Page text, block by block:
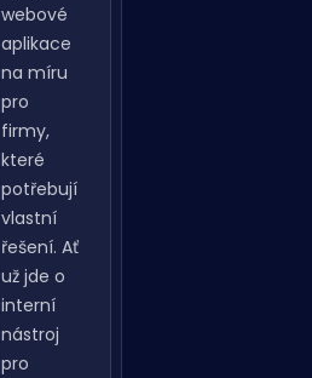
navrhujeme
a
vyvíjíme
webové
aplikace
na míru
pro
firmy,
které
potřebují
vlastní
řešení. Ať
už jde o